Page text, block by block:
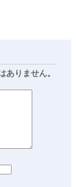
ありません。